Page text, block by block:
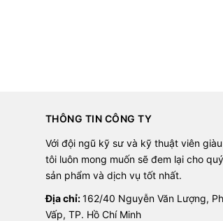
THÔNG TIN CÔNG TY
Với đội ngũ kỹ sư và kỹ thuật viên
tôi luôn mong muốn sẽ đem lại cho
sản phẩm và dịch vụ tốt nhất.
Địa chỉ:162/40 Nguyễn Văn Lượng,
Vấp, TP. Hồ Chí Minh